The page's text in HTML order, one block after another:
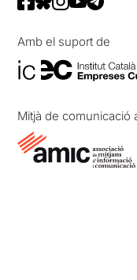
Amb el suport de
Mitjà de comunicació